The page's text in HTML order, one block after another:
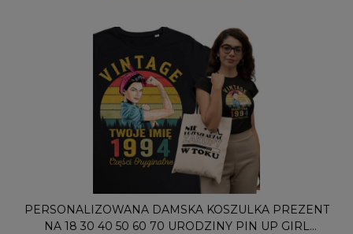
PERSONALIZOWANA DAMSKA KOSZULKA PREZENT
NA 18 30 40 50 60 70 URODZINY PIN UP GIRL